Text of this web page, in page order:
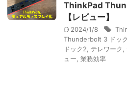
ThinkPad
【レビュー】
2024/1/8
Thunderbolt 3 ドック
ドック2
テレワーク
ュー 業務効率